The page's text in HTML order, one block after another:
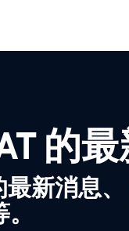
的最
新消息